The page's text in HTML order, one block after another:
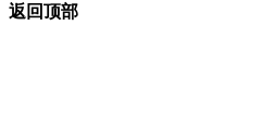
返回顶部